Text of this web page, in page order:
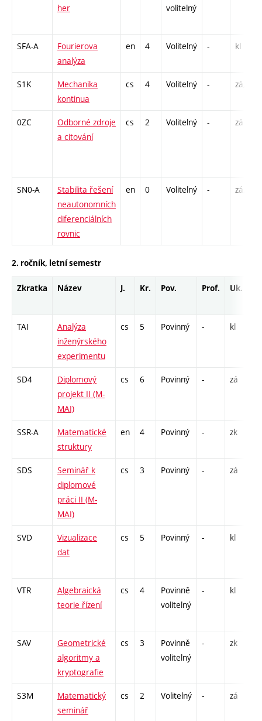
her
volitelný
SFA-A
Fourierova
analýza
en 4 Volitelný - kl
S1K
Mechanika
kontinua
cs 4 Volitelný - zá,zk
0ZC
Odborné zdroje
a citování
cs 2 Volitelný - zá
SN0-A
Stabilita řešení
neautonomních
diferenciálních
rovnic
en 0 Volitelný - zá,zk
2. ročník, letní semestr
Zkratka Název J. Kr. Pov. Prof. Uk.
TAI
Analýza
inženýrského
experimentu
cs 5 Povinný - kl
SD4
Diplomový
projekt II (M-
MAI)
cs 6 Povinný - zá
SSR-A
Matematické
struktury
en 4 Povinný - zk
SDS
Seminář k
diplomové
práci II (M-
MAI)
cs 3 Povinný - zá
SVD
Vizualizace
dat
cs 5 Povinný - kl
VTR
Algebraická
teorie řízení
cs 4
Povinně
volitelný
- kl
SAV
Geometrické
algoritmy a
kryptografie
cs 3
Povinně
volitelný
- zk
S3M
Matematický
seminář
cs 2 Volitelný - zá